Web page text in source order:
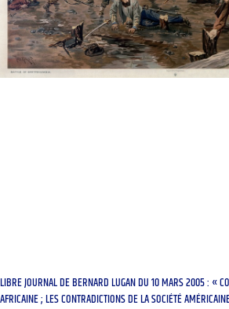
LIBRE JOURNAL DE BERNARD LUGAN DU 10 MARS 2005 : «
AFRICAINE ; LES CONTRADICTIONS DE LA SOCIÉTÉ